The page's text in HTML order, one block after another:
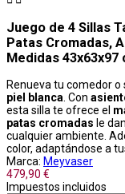
Juego de 4 Sillas
Patas Cromadas,
Medidas 43x63x97
Renueva tu comedor
piel blanca . Con
esta silla te ofrece el
patas cromadas le
cualquier ambiente.
color, adaptándose a
Marca: Meyvaser
479,90 €
Impuestos incluidos